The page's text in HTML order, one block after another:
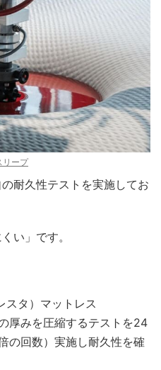
リープ
耐久性テストを実施してお
い」です。
スタ）マットレス
厚みを圧縮するテストを24
の回数）実施し耐久性を確